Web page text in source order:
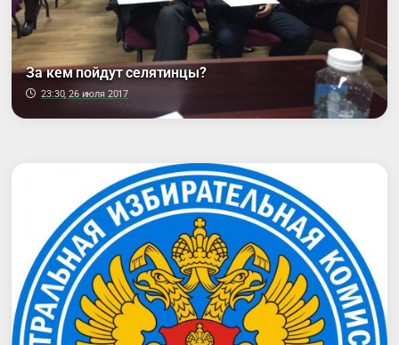
За кем пойдут селятинцы?
23:30, 26 июля 2017